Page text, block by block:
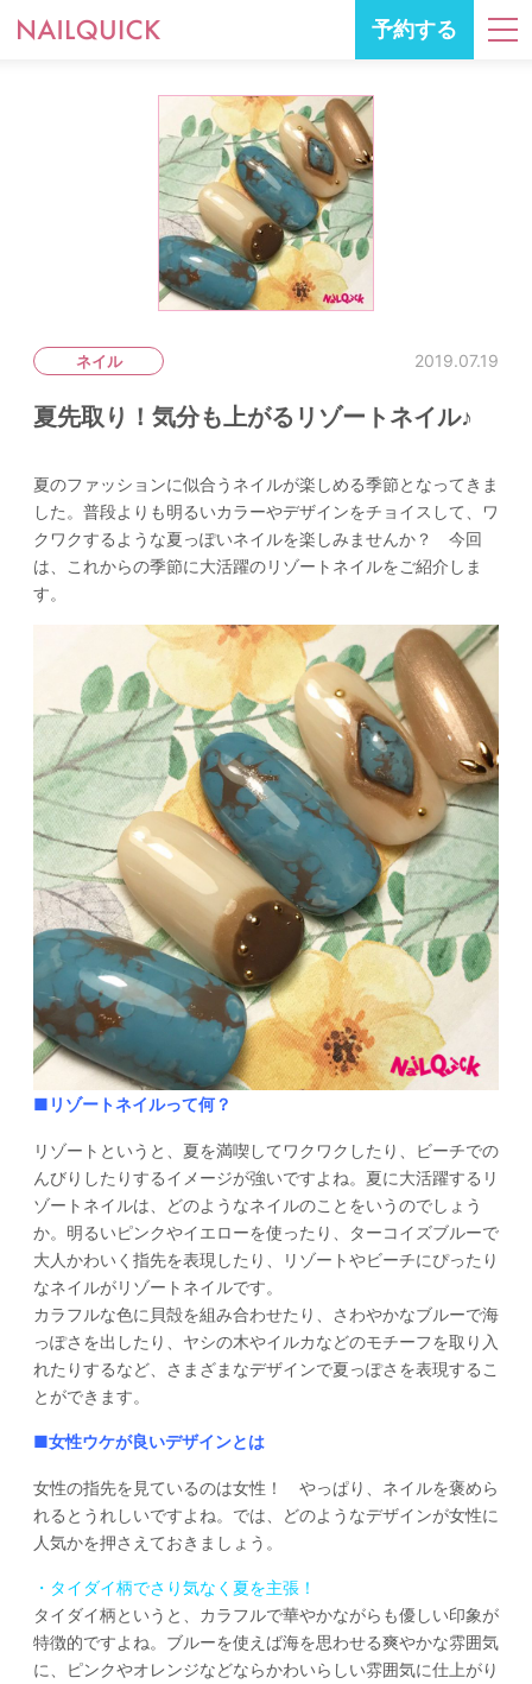
予約する
ネイル 2019.07.19
夏先取り！気分も上がるリゾートネイル♪
夏のファッションに似合うネイルが楽しめる季節となってきま
した。普段よりも明るいカラーやデザインをチョイスして、ワ
クワクするような夏っぽいネイルを楽しみませんか？ 今回
は、これからの季節に大活躍のリゾートネイルをご紹介しま
す。
■リゾートネイルって何？
リゾートというと、夏を満喫してワクワクしたり、ビーチでの
んびりしたりするイメージが強いですよね。夏に大活躍するリ
ゾートネイルは、どのようなネイルのことをいうのでしょう
か。明るいピンクやイエローを使ったり、ターコイズブルーで
大人かわいく指先を表現したり、リゾートやビーチにぴったり
なネイルがリゾートネイルです。
カラフルな色に貝殻を組み合わせたり、さわやかなブルーで海
っぽさを出したり、ヤシの木やイルカなどのモチーフを取り入
れたりするなど、さまざまなデザインで夏っぽさを表現するこ
とができます。
■女性ウケが良いデザインとは
女性の指先を見ているのは女性！ やっぱり、ネイルを褒めら
れるとうれしいですよね。では、どのようなデザインが女性に
人気かを押さえておきましょう。
・タイダイ柄でさり気なく夏を主張！
タイダイ柄というと、カラフルで華やかながらも優しい印象が
特徴的ですよね。ブルーを使えば海を思わせる爽やかな雰囲気
に、ピンクやオレンジなどならかわいらしい雰囲気に仕上がり